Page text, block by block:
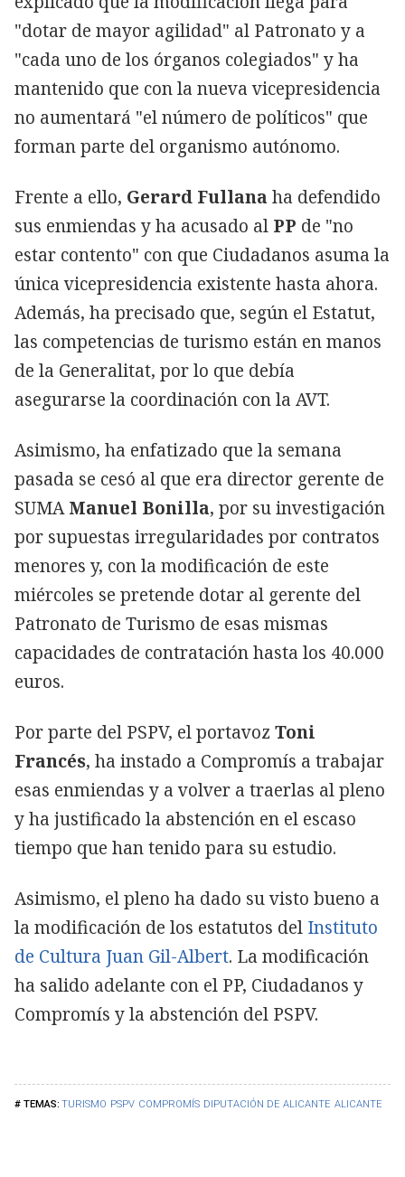
TURISMO PSPV COMPROMÍS DIPUTACIÓN DE ALICANTE ALICANTE
"dotar de mayor agilidad" al Patronato y a
"cada uno de los órganos colegiados" y ha
mantenido que con la nueva vicepresidencia
no aumentará "el número de políticos" que
forman parte del organismo autónomo.
Frente a ello, Gerard Fullana ha defendido
sus enmiendas y ha acusado al PP de "no
estar contento" con que Ciudadanos asuma la
única vicepresidencia existente hasta ahora.
Además, ha precisado que, según el Estatut,
las competencias de turismo están en manos
de la Generalitat, por lo que debía
asegurarse la coordinación con la AVT.
Asimismo, ha enfatizado que la semana
pasada se cesó al que era director gerente de
SUMAManuel Bonilla, por su investigación
por supuestas irregularidades por contratos
menores y, con la modificación de este
miércoles se pretende dotar al gerente del
Patronato de Turismo de esas mismas
capacidades de contratación hasta los 40.000
euros.
Por parte del PSPV, el portavoz Toni
Francés, ha instado a Compromís a trabajar
esas enmiendas y a volver a traerlas al pleno
y ha justificado la abstención en el escaso
tiempo que han tenido para su estudio.
Asimismo, el pleno ha dado su visto bueno a
la modificación de los estatutos del Instituto
de Cultura Juan Gil-Albert. La modificación
ha salido adelante con el PP, Ciudadanos y
Compromís y la abstención del PSPV.